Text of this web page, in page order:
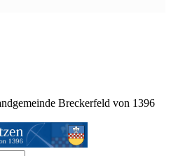
Breckerfeld von 1396